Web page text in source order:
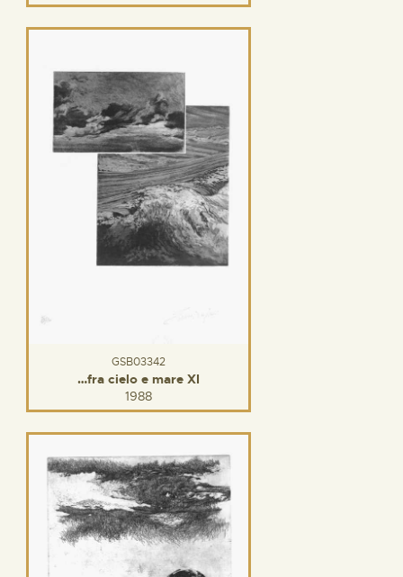
GSB03342
…fra cielo e mare XI
1988